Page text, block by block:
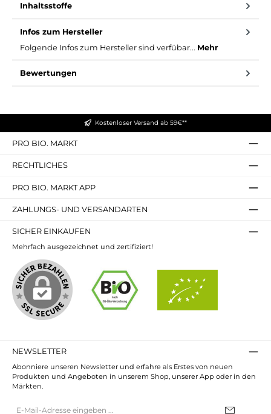
Inhaltsstoffe
Infos zum Hersteller
Folgende Infos zum Hersteller sind verfübar... Mehr
Bewertungen
Kostenloser Versand ab 59€**
PRO BIO. MARKT
RECHTLICHES
PRO BIO. MARKT APP
ZAHLUNGS- UND VERSANDARTEN
SICHER EINKAUFEN
Mehrfach ausgezeichnet und zertifiziert!
NEWSLETTER
Abonniere unseren Newsletter und erfahre als Erstes von neuen
Produkten und Angeboten in unserem Shop, unserer App oder in den
Märkten.
Mail-